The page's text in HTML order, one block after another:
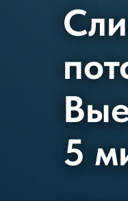
5